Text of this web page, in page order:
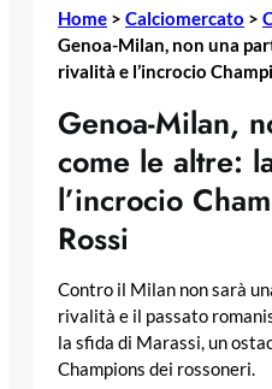
Home > Calciomercato >
Genoa-Milan, non una
rivalità e l’incrocio
Genoa-Milan,
come le altre:
l’incrocio
Rossi
Contro il Milan non sarà
rivalità e il passato
la sfida di Marassi, un
Champions dei rossoneri.